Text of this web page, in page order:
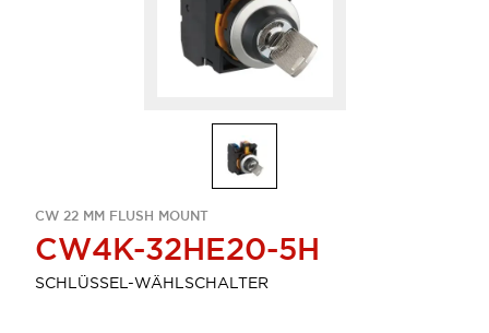
CW 22 MM FLUSH MOUNT
CW4K-32HE20-5H
SCHLÜSSEL-WÄHLSCHALTER